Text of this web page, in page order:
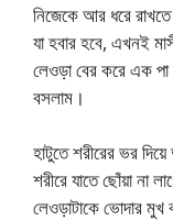
নিজেকে আর ধরে
যা হবার হবে, এখনই
লেওড়া বের করে এক পা
বসলাম।
হাটুতে শরীরের ভর
শরীরে যাতে ছোঁয়া না
লেওড়াটাকে ভোদার মুখ